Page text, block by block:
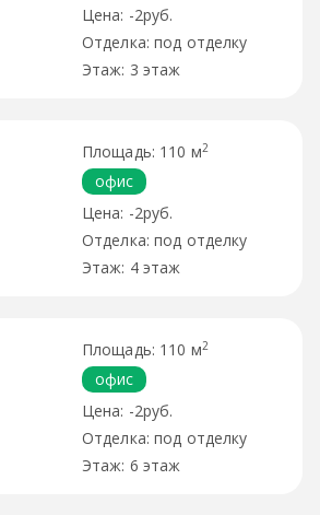
-2руб.
под отделку
3 этаж
110 м2
офис
-2руб.
под отделку
4 этаж
110 м2
офис
-2руб.
под отделку
6 этаж